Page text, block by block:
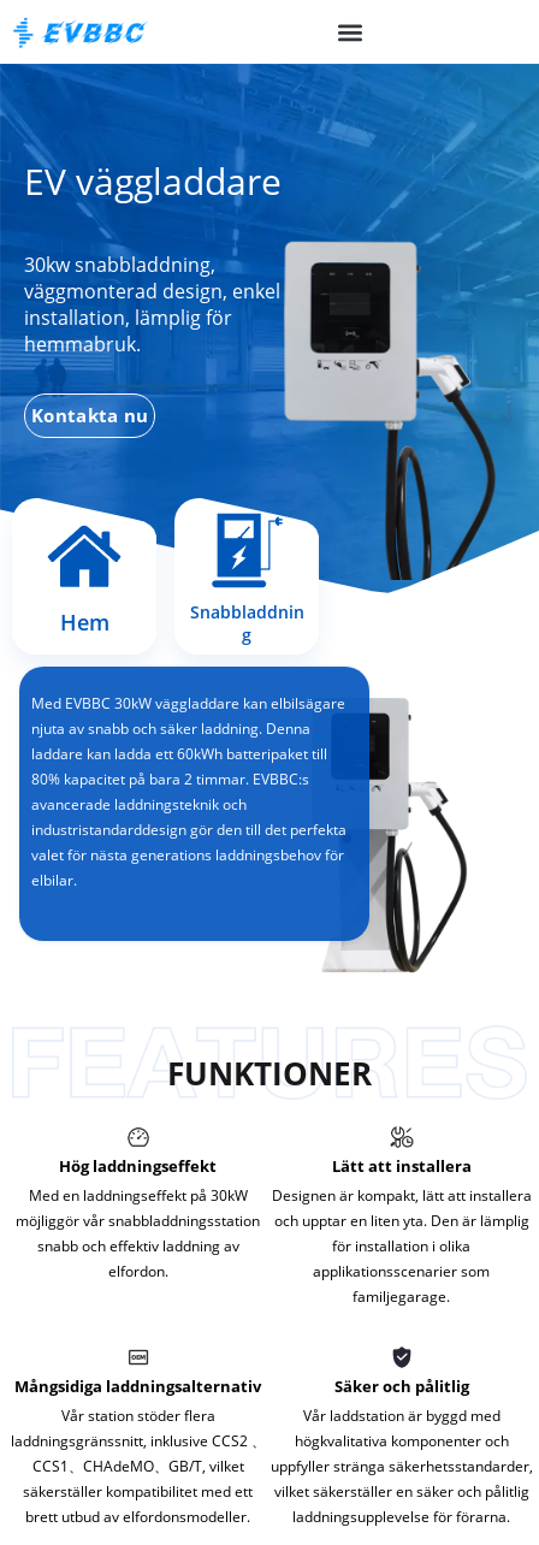
EV väggladdare
30kw snabbladdning,
väggmonterad design, enkel
installation, lämplig för
hemmabruk.
Kontakta nu
Hem
Snabbladdnin
g
Med EVBBC 30kW väggladdare kan elbilsägare
njuta av snabb och säker laddning. Denna
laddare kan ladda ett 60kWh batteripaket till
80% kapacitet på bara 2 timmar. EVBBC:s
avancerade laddningsteknik och
industristandarddesign gör den till det perfekta
valet för nästa generations laddningsbehov för
elbilar.
FUNKTIONER
Hög laddningseffekt
Med en laddningseffekt på 30kW
möjliggör vår snabbladdningsstation
snabb och effektiv laddning av
elfordon.
Lätt att installera
Designen är kompakt, lätt att installera
och upptar en liten yta. Den är lämplig
för installation i olika
applikationsscenarier som
familjegarage.
Mångsidiga laddningsalternativ
Vår station stöder flera
laddningsgränssnitt, inklusive CCS2 、
CCS1、CHAdeMO、GB/T, vilket
säkerställer kompatibilitet med ett
brett utbud av elfordonsmodeller.
Säker och pålitlig
Vår laddstation är byggd med
högkvalitativa komponenter och
uppfyller stränga säkerhetsstandarder,
vilket säkerställer en säker och pålitlig
laddningsupplevelse för förarna.